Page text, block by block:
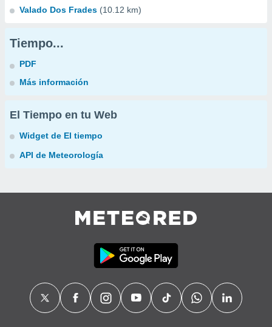
Valado Dos Frades (10.12 km)
Tiempo...
PDF
Más información
El Tiempo en tu Web
Widget de El tiempo
API de Meteorología